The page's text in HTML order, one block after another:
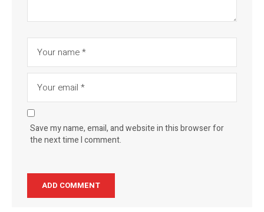
Save my name, email, and website in this browser for
the next time I comment.